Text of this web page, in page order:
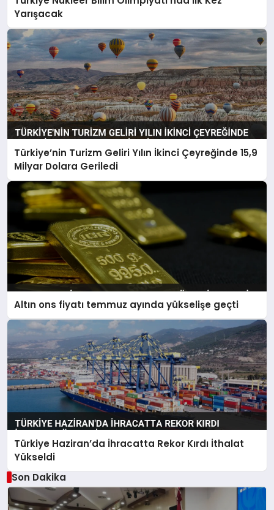
Yarışacak
Türkiye’nin Turizm Geliri Yılın İkinci Çeyreğinde 15,9
Milyar Dolara Geriledi
Altın ons fiyatı temmuz ayında yükselişe geçti
Türkiye Haziran’da İhracatta Rekor Kırdı İthalat
Yükseldi
Son Dakika